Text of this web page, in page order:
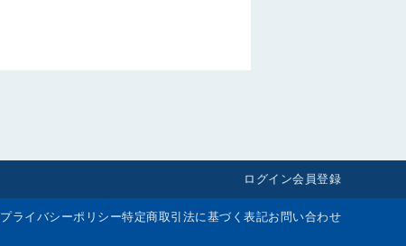
ログイン会員登録
プライバシーポリシー特定商取引法に基づく表記お問い合わせ